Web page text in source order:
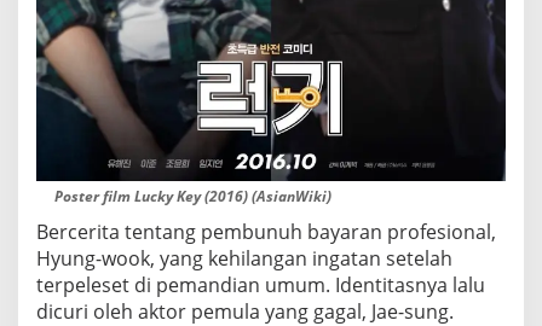
Poster film Lucky Key (2016) (AsianWiki)
Bercerita tentang pembunuh bayaran profesional,
Hyung-wook, yang kehilangan ingatan setelah
terpeleset di pemandian umum. Identitasnya lalu
dicuri oleh aktor pemula yang gagal, Jae-sung.